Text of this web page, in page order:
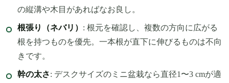
の縦溝や木目があればなお良し。
根張り（ネバリ） : 根元を確認し、複数の方向に広がる
根を持つものを優先。一本根が直下に伸びるものは不向
きです。
幹の太さ: デスクサイズのミニ盆栽なら直径1〜3 cmが適